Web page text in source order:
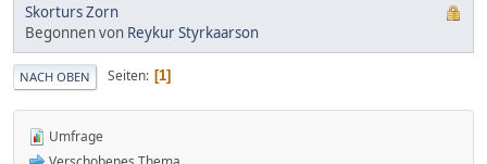
Skorturs Zorn
Begonnen von Reykur Styrkaarson
NACH OBEN Seiten 1
Umfrage